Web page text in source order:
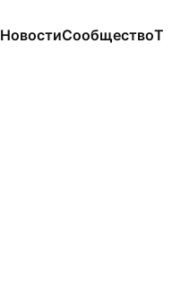
НовостиСообщество